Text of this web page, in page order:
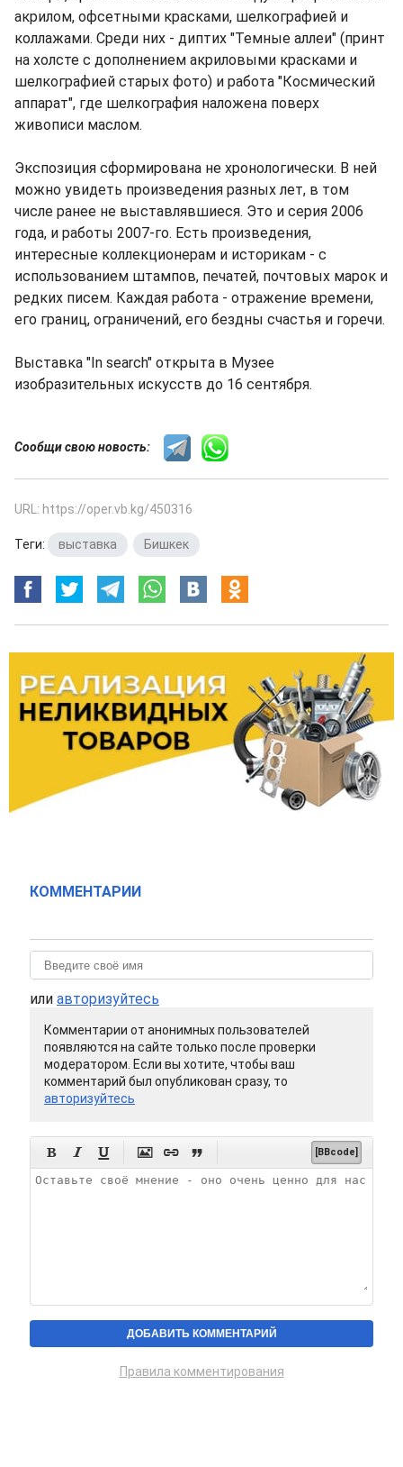
акрилом, офсетными красками, шелкографией и
коллажами. Среди них - диптих "Темные аллеи" (принт
на холсте с дополнением акриловыми красками и
шелкографией старых фото) и работа "Космический
аппарат", где шелкография наложена поверх
живописи маслом.
Экспозиция сформирована не хронологически. В ней
можно увидеть произведения разных лет, в том
числе ранее не выставлявшиеся. Это и серия 2006
года, и работы 2007-го. Есть произведения,
интересные коллекционерам и историкам - с
использованием штампов, печатей, почтовых марок и
редких писем. Каждая работа - отражение времени,
его границ, ограничений, его бездны счастья и горечи.
Выставка "In search" открыта в Музее
изобразительных искусств до 16 сентября.
Сообщи свою новость:
URL: https://oper.vb.kg/450316
Теги: выставка Бишкек
КОММЕНТАРИИ
или авторизуйтесь
Комментарии от анонимных пользователей
появляются на сайте только после проверки
модератором. Если вы хотите, чтобы ваш
комментарий был опубликован сразу, то
авторизуйтесь
      [BBcode]
Правила комментирования